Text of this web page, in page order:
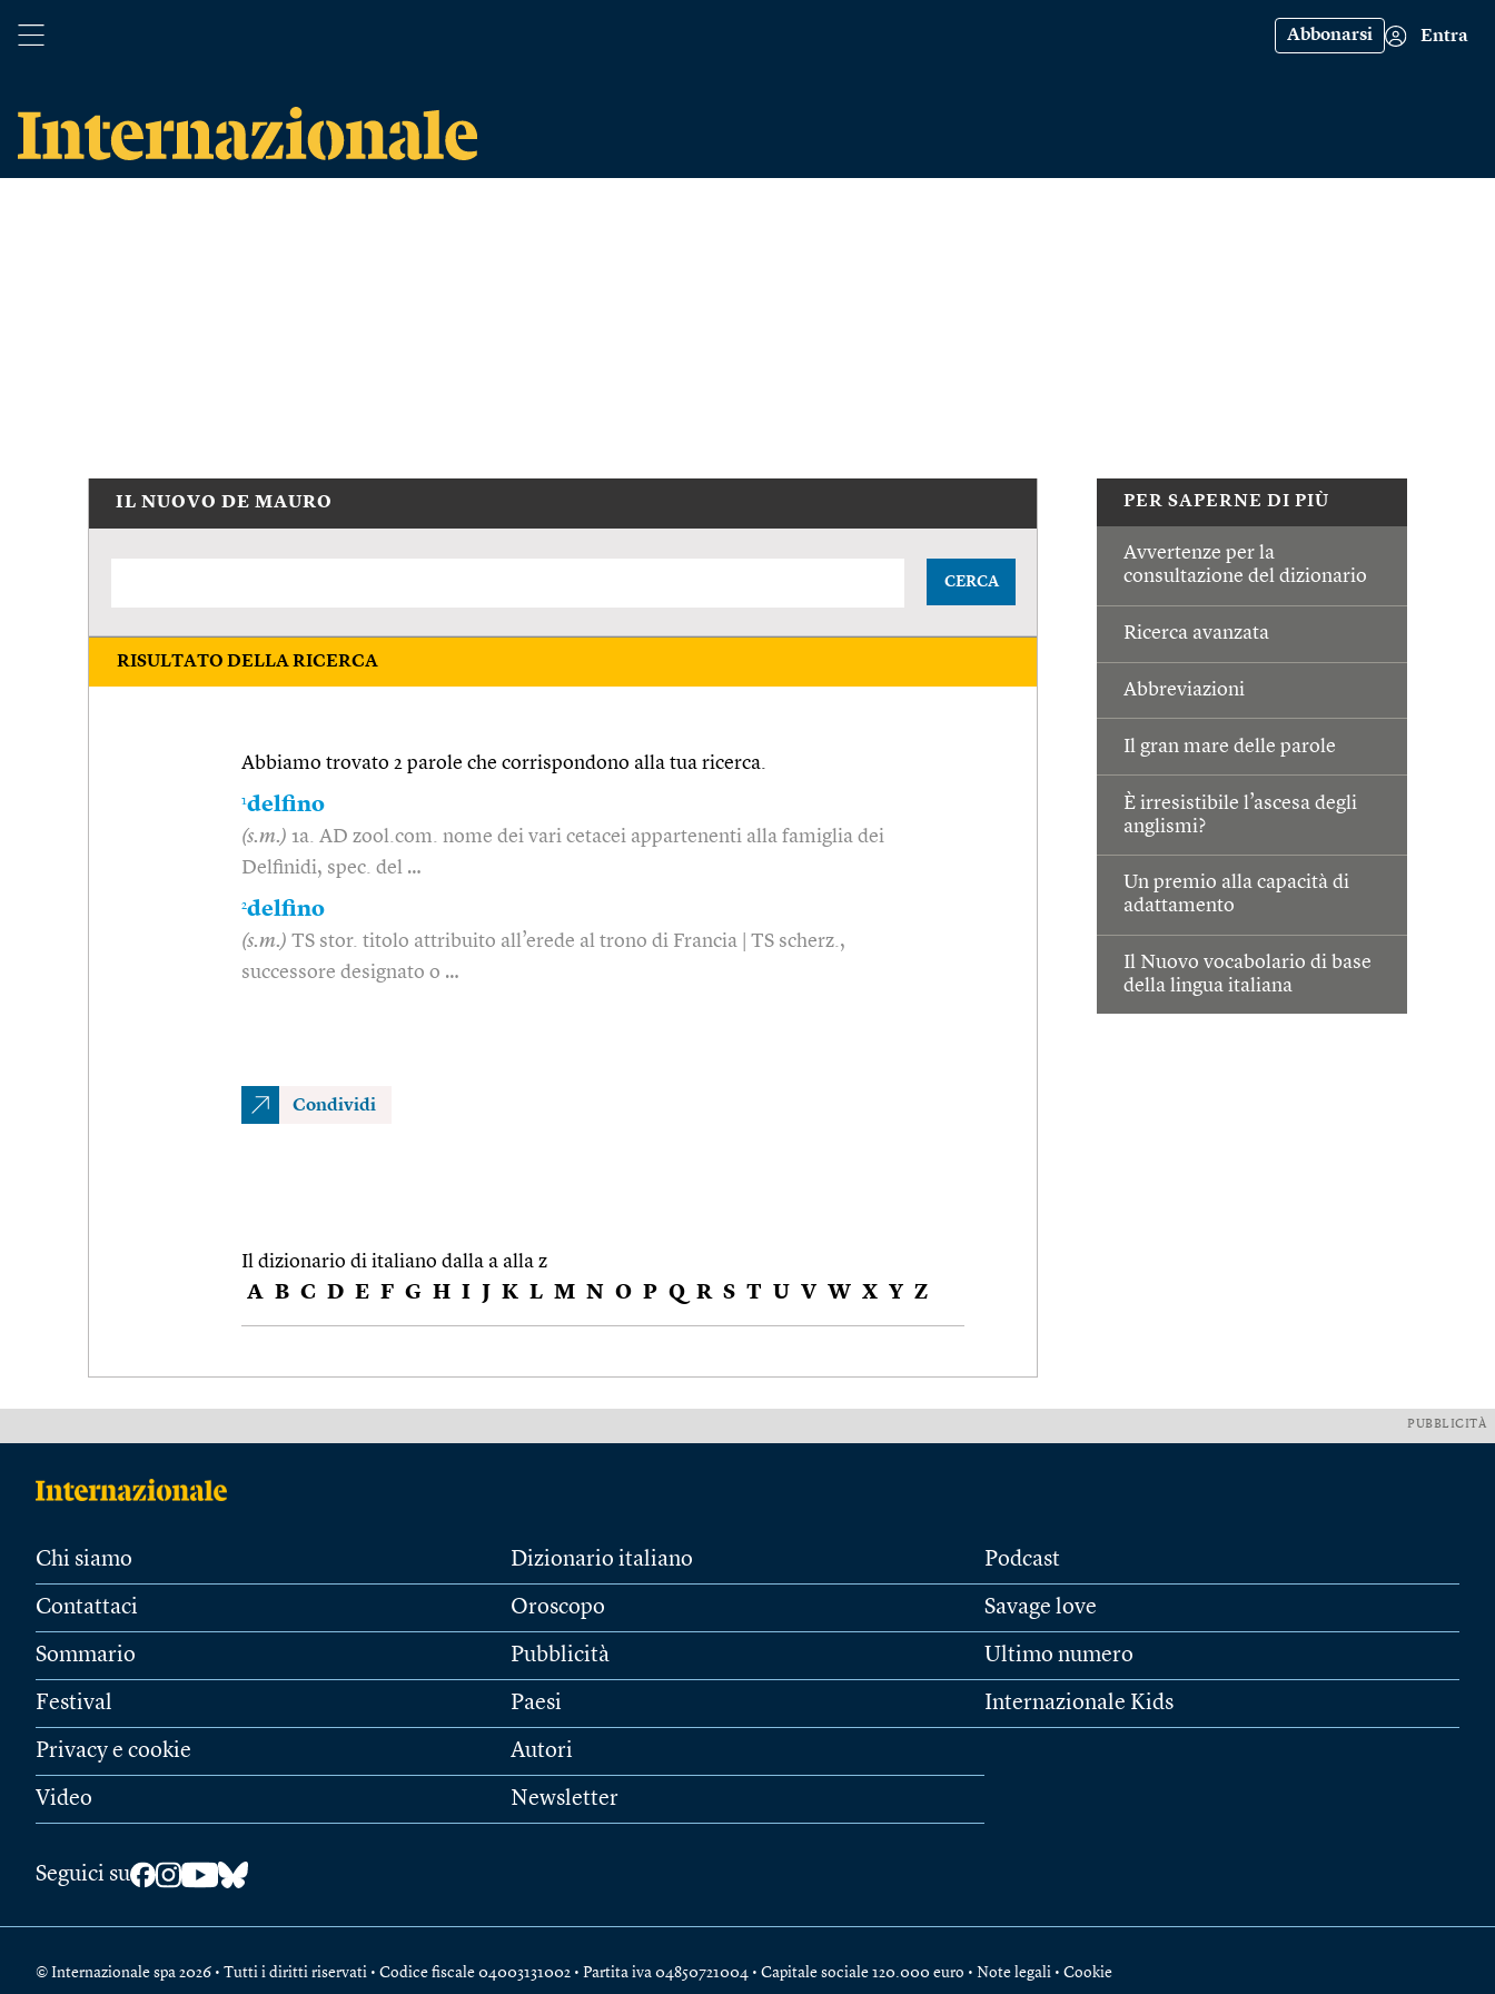
Abbonarsi Entra
PER SAPERNE DI PIÙ
Avvertenze per la
consultazione del dizionario
Ricerca avanzata
Abbreviazioni
Il gran mare delle parole
È irresistibile l’ascesa degli
anglismi?
Un premio alla capacità di
adattamento
Il Nuovo vocabolario di base
della lingua italiana
IL NUOVO DE MAURO
CERCA
RISULTATO DELLA RICERCA
Abbiamo trovato 2 parole che corrispondono alla tua ricerca.
1delfino
(s.m.) 1a. AD zool.com. nome dei vari cetacei appartenenti alla famiglia dei
Delfinidi, spec. del …
2delfino
(s.m.) TS stor. titolo attribuito all’erede al trono di Francia | TS scherz.,
successore designato o …
Condividi
Il dizionario di italiano dalla a alla z
A B C D E F G H I J K L M N O P Q R S T U V W X Y Z
PUBBLICITÀ
Chi siamo
Contattaci
Sommario
Festival
Privacy e cookie
Video
Dizionario italiano
Oroscopo
Pubblicità
Paesi
Autori
Newsletter
Podcast
Savage love
Ultimo numero
Internazionale Kids
Seguici su
© Internazionale spa 2026 • Tutti i diritti riservati • Codice fiscale 04003131002 • Partita iva 04850721004 • Capitale sociale 120.000 euro • Note legali • Cookie